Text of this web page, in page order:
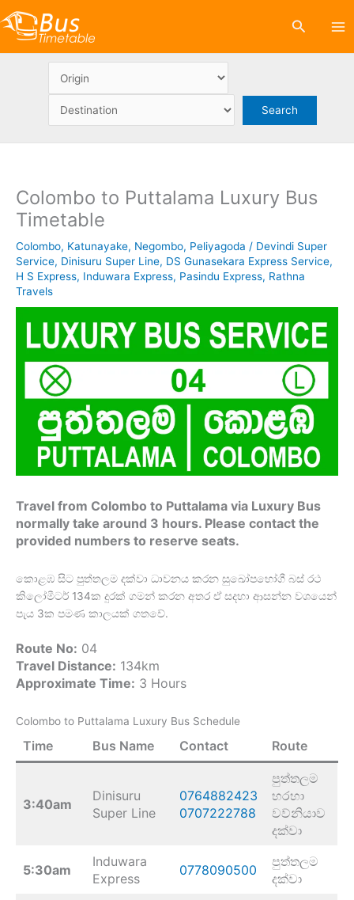
to
content
Search
Colombo to Puttalama Luxury Bus
Timetable
Colombo, Katunayake, Negombo, Peliyagoda / Devindi Super
Service, Dinisuru Super Line, DS Gunasekara Express Service,
H S Express, Induwara Express, Pasindu Express, Rathna
Travels
Travel from Colombo to Puttalama via Luxury Bus
normally take around 3 hours. Please contact the
provided numbers to reserve seats.
කොළඹ සිට පුත්තලම දක්වා ධාවනය කරන සුඛෝපභෝගී බස් රථ
කිලෝමීටර් 134ක දුරක් ගමන් කරන අතර ඒ සදහා ආසන්න වශයෙන්
පැය 3ක පමණ කාලයක් ගතවේ.
Route No: 04
Travel Distance: 134km
Approximate Time: 3 Hours
Colombo to Puttalama Luxury Bus Schedule
Time Bus Name Contact Route
3:40am
Dinisuru
Super Line
0764882423
0707222788
පුත්තලම
හරහා
වව්නියාව
දක්වා
5:30am
Induwara
Express
0778090500
පුත්තලම
දක්වා